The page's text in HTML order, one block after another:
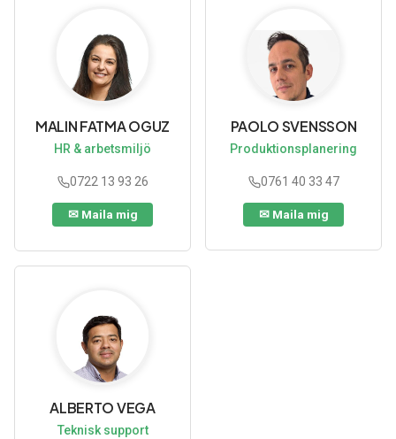
MALIN FATMA OGUZ
HR & arbetsmiljö
0722 13 93 26
PAOLO SVENSSON
Produktionsplanering
0761 40 33 47
ALBERTO VEGA
Teknisk support